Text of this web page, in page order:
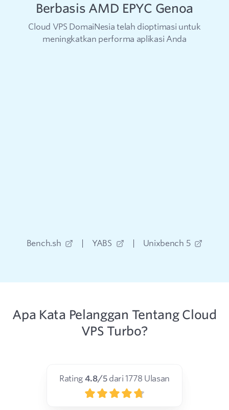
Berbasis AMD EPYC Genoa
Cloud VPS DomaiNesia telah dioptimasi untuk
meningkatkan performa aplikasi Anda
Bench.sh YABS Unixbench 5
Apa Kata Pelanggan Tentang Cloud
VPS Turbo?
Rating 4.8/5dari1778 Ulasan